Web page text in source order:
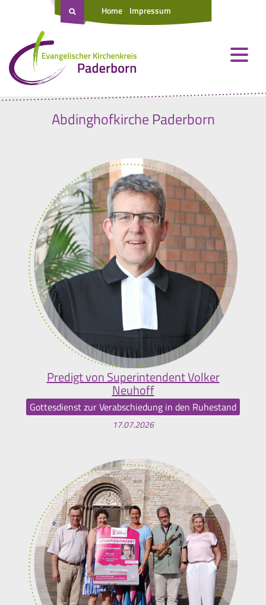
Home Impressum
Abdinghofkirche Paderborn
Predigt von Superintendent Volker
Neuhoff
Gottesdienst zur Verabschiedung in den Ruhestand
17.07.2026